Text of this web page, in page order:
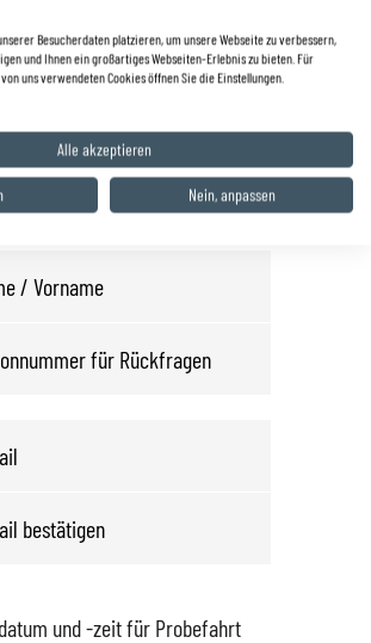
22 03
zyrull.de
anfragen oder
vereinbaren
und -zeit für Probefahrt
Besucherdaten platzieren, um unsere Webseite zu verbessern,
und Ihnen ein großartiges Webseiten-Erlebnis zu bieten. Für
uns verwendeten Cookies öffnen Sie die Einstellungen.
Alle akzeptieren
Nein, anpassen